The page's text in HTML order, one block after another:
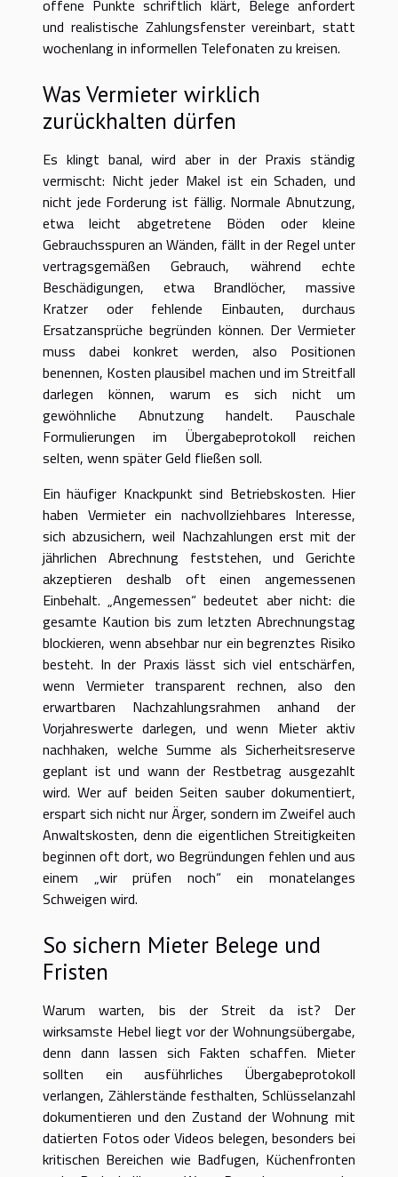
offene Punkte schriftlich klärt, Belege anfordert
und realistische Zahlungsfenster vereinbart, statt
wochenlang in informellen Telefonaten zu kreisen.
Was Vermieter wirklich
zurückhalten dürfen
Es klingt banal, wird aber in der Praxis ständig
vermischt: Nicht jeder Makel ist ein Schaden, und
nicht jede Forderung ist fällig. Normale Abnutzung,
etwa leicht abgetretene Böden oder kleine
Gebrauchsspuren an Wänden, fällt in der Regel unter
vertragsgemäßen Gebrauch, während echte
Beschädigungen, etwa Brandlöcher, massive
Kratzer oder fehlende Einbauten, durchaus
Ersatzansprüche begründen können. Der Vermieter
muss dabei konkret werden, also Positionen
benennen, Kosten plausibel machen und im Streitfall
darlegen können, warum es sich nicht um
gewöhnliche Abnutzung handelt. Pauschale
Formulierungen im Übergabeprotokoll reichen
selten, wenn später Geld fließen soll.
Ein häufiger Knackpunkt sind Betriebskosten. Hier
haben Vermieter ein nachvollziehbares Interesse,
sich abzusichern, weil Nachzahlungen erst mit der
jährlichen Abrechnung feststehen, und Gerichte
akzeptieren deshalb oft einen angemessenen
Einbehalt. „Angemessen“ bedeutet aber nicht: die
gesamte Kaution bis zum letzten Abrechnungstag
blockieren, wenn absehbar nur ein begrenztes Risiko
besteht. In der Praxis lässt sich viel entschärfen,
wenn Vermieter transparent rechnen, also den
erwartbaren Nachzahlungsrahmen anhand der
Vorjahreswerte darlegen, und wenn Mieter aktiv
nachhaken, welche Summe als Sicherheitsreserve
geplant ist und wann der Restbetrag ausgezahlt
wird. Wer auf beiden Seiten sauber dokumentiert,
erspart sich nicht nur Ärger, sondern im Zweifel auch
Anwaltskosten, denn die eigentlichen Streitigkeiten
beginnen oft dort, wo Begründungen fehlen und aus
einem „wir prüfen noch“ ein monatelanges
Schweigen wird.
So sichern Mieter Belege und
Fristen
Warum warten, bis der Streit da ist? Der
wirksamste Hebel liegt vor der Wohnungsübergabe,
denn dann lassen sich Fakten schaffen. Mieter
sollten ein ausführliches Übergabeprotokoll
verlangen, Zählerstände festhalten, Schlüsselanzahl
dokumentieren und den Zustand der Wohnung mit
datierten Fotos oder Videos belegen, besonders bei
kritischen Bereichen wie Badfugen, Küchenfronten